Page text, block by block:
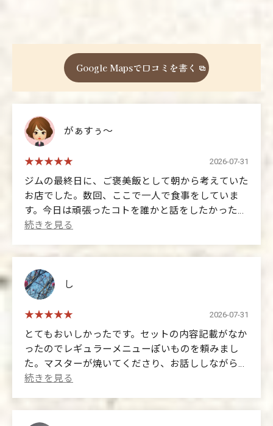
Google Mapsで口コミを書く
がぁすぅ〜
2026-07-31
ジムの最終日に、ご褒美飯として朝から考えていた
お店でした。数回、ここで一人で食事をしていま
す。今日は頑張ったコトを誰かと話をしたかったの
もあり、伺いました。贅沢な時間を過ごしてきまし
以前、誕生日の日も、自分へのプレゼント🎁のつも
りで伺い、その時は、サックス🎷を吹いて下さいま
した。デザートのアイスに、ローソクをさしてあ
り、火を消したと同時に背負っていたものを軽くし
てもらいました。寂しさから、嬉し涙に😭…こころ
温まる時間を過ごしさせてもらいました。ここはそ
んなお店です。
(Translated by Google)
This was a restaurant I'd been thinking about since
morning as a reward meal on my last day at the gym.
し
2026-07-31
とてもおいしかったです。セットの内容記載がなか
ったのでレギュラーメニューぽいものを頼みまし
た。マスターが焼いてくださり、お話ししながら食
べられてとても楽しかったです。
(Translated by Google)
It was delicious. Since the set menu didn't specify